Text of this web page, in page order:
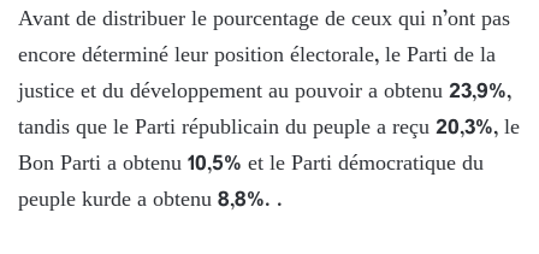
Avant de distribuer le pourcentage de ceux qui n’ont pas
encore déterminé leur position électorale, le Parti de la
justice et du développement au pouvoir a obtenu 23,9%,
tandis que le Parti républicain du peuple a reçu 20,3%, le
Bon Parti a obtenu 10,5% et le Parti démocratique du
peuple kurde a obtenu 8,8%. .